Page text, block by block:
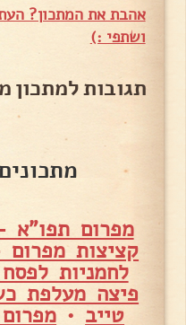
אהבת את המתכון?
ושתפי :)
תגובות למתכון
מפרום תפו"א
קציצות מפרום
לחמניות
פיצה מעלפת
טייב •